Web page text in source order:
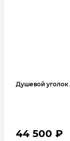
Душевой уголок
44 500 ₽